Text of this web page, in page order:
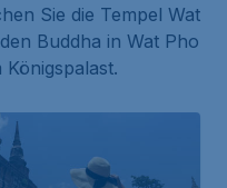
Sie die Tempel Wat
Buddha in Wat Pho